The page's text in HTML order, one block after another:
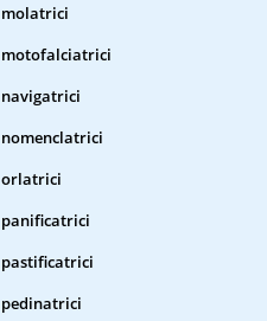
molatrici
motofalciatrici
navigatrici
nomenclatrici
orlatrici
panificatrici
pastificatrici
pedinatrici